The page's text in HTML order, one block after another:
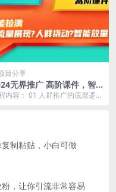
目分享
无界推广 高阶课件，智
满，泛流量展现→人群撬
内容： 01 人群推广的底层逻辑
制粘贴，小白可做
，让你引流非常容易